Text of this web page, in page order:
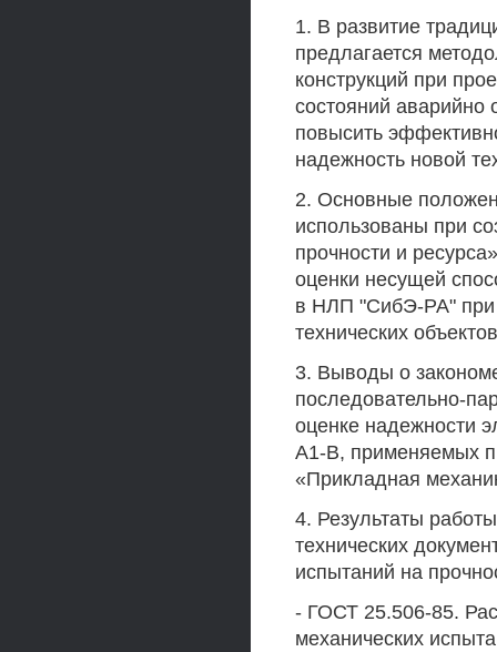
1. В развитие
предлагается
конструкций при
состояний
повысить
надежность новой
2. Основные
использованы при
прочности и
оценки несущей
в НЛП "СибЭ-РА" при
технических
3. Выводы о
последовательно-
оценке надежности
А1-В, применяемых
«Прикладная
4. Результаты
технических
испытаний на
- ГОСТ 25.506-85.
механических